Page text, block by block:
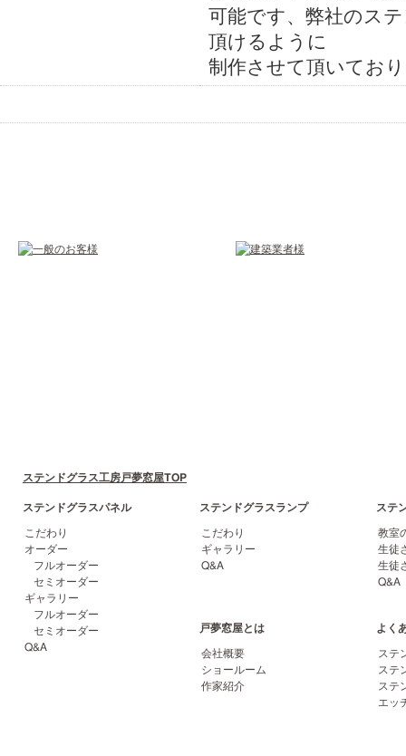
可能です、弊社のス
頂けるように
制作させて頂いてお
ステンドグラス工房戸夢窓屋TOP
ステンドグラスパネル
こだわり
オーダー
フルオーダー
セミオーダー
ギャラリー
フルオーダー
セミオーダー
Q&A
ステンドグラスランプ
こだわり
ギャラリー
Q&A
ステ
教室
生徒
生徒
Q&A
戸夢窓屋とは
会社概要
ショールーム
作家紹介
よく
ステ
ステ
ステ
エッ